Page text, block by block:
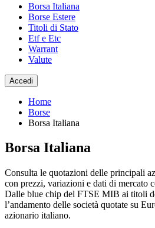
Borsa Italiana
Borse Estere
Titoli di Stato
Etf e Etc
Warrant
Valute
Accedi
Home
Borse
Borsa Italiana
Borsa Italiana
Consulta le quotazioni delle principali
con prezzi, variazioni e dati di mercato
Dalle blue chip del FTSE MIB ai titoli
l’andamento delle società quotate su
azionario italiano.